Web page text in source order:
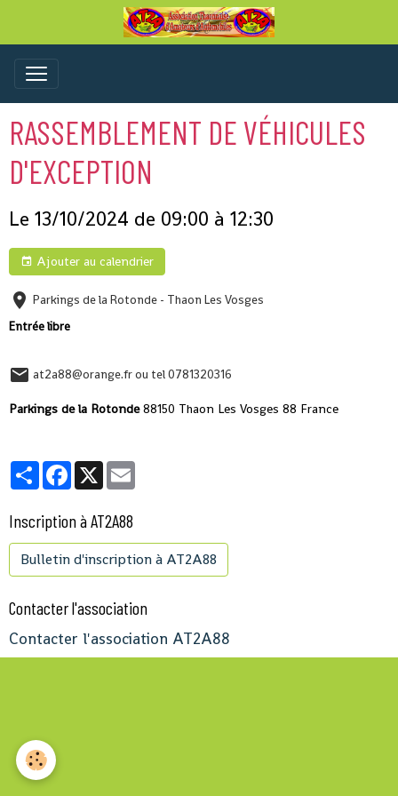
RASSEMBLEMENT DE VÉHICULES
D'EXCEPTION
Le 13/10/2024 de 09:00 à 12:30
Ajouter au calendrier
Parkings de la Rotonde - Thaon Les Vosges
Entrée libre
at2a88@orange.fr ou tel 0781320316
Parkings de la Rotonde88150 Thaon Les Vosges 88 France
PartagerFacebook
X
Inscription à AT2A88
Bulletin d'inscription à AT2A88
Contacter l'association
Contacter l'association AT2A88